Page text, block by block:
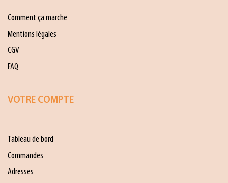
Comment ça marche
Mentions légales
CGV
FAQ
VOTRE COMPTE
Tableau de bord
Commandes
Adresses